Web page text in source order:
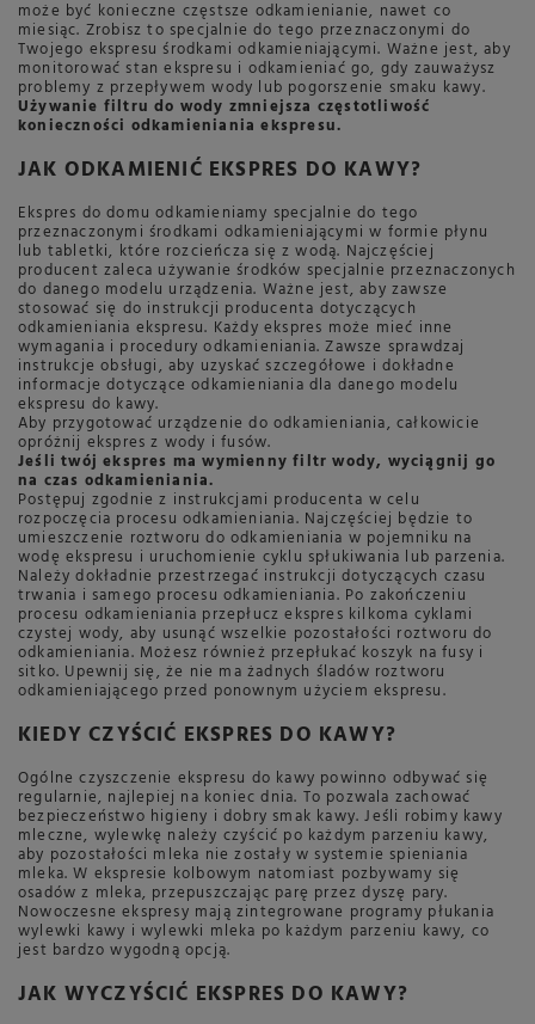
może być konieczne częstsze odkamienianie, nawet co
miesiąc. Zrobisz to specjalnie do tego przeznaczonymi do
Twojego ekspresu środkami odkamieniającymi. Ważne jest, aby
monitorować stan ekspresu i odkamieniać go, gdy zauważysz
problemy z przepływem wody lub pogorszenie smaku kawy.
Używanie filtru do wody zmniejsza częstotliwość
konieczności odkamieniania ekspresu.
JAK ODKAMIENIĆ EKSPRES DO KAWY?
Ekspres do domu odkamieniamy specjalnie do tego
przeznaczonymi środkami odkamieniającymi w formie płynu
lub tabletki, które rozcieńcza się z wodą. Najczęściej
producent zaleca używanie środków specjalnie przeznaczonych
do danego modelu urządzenia. Ważne jest, aby zawsze
stosować się do instrukcji producenta dotyczących
odkamieniania ekspresu. Każdy ekspres może mieć inne
wymagania i procedury odkamieniania. Zawsze sprawdzaj
instrukcje obsługi, aby uzyskać szczegółowe i dokładne
informacje dotyczące odkamieniania dla danego modelu
ekspresu do kawy.
Aby przygotować urządzenie do odkamieniania, całkowicie
opróżnij ekspres z wody i fusów.
Jeśli twój ekspres ma wymienny filtr wody, wyciągnij go
na czas odkamieniania.
Postępuj zgodnie z instrukcjami producenta w celu
rozpoczęcia procesu odkamieniania. Najczęściej będzie to
umieszczenie roztworu do odkamieniania w pojemniku na
wodę ekspresu i uruchomienie cyklu spłukiwania lub parzenia.
Należy dokładnie przestrzegać instrukcji dotyczących czasu
trwania i samego procesu odkamieniania. Po zakończeniu
procesu odkamieniania przepłucz ekspres kilkoma cyklami
czystej wody, aby usunąć wszelkie pozostałości roztworu do
odkamieniania. Możesz również przepłukać koszyk na fusy i
sitko. Upewnij się, że nie ma żadnych śladów roztworu
odkamieniającego przed ponownym użyciem ekspresu.
KIEDY CZYŚCIĆ EKSPRES DO KAWY?
Ogólne czyszczenie ekspresu do kawy powinno odbywać się
regularnie, najlepiej na koniec dnia. To pozwala zachować
bezpieczeństwo higieny i dobry smak kawy. Jeśli robimy kawy
mleczne, wylewkę należy czyścić po każdym parzeniu kawy,
aby pozostałości mleka nie zostały w systemie spieniania
mleka. W ekspresie kolbowym natomiast pozbywamy się
osadów z mleka, przepuszczając parę przez dyszę pary.
Nowoczesne ekspresy mają zintegrowane programy płukania
wylewki kawy i wylewki mleka po każdym parzeniu kawy, co
jest bardzo wygodną opcją.
JAK WYCZYŚCIĆ EKSPRES DO KAWY?